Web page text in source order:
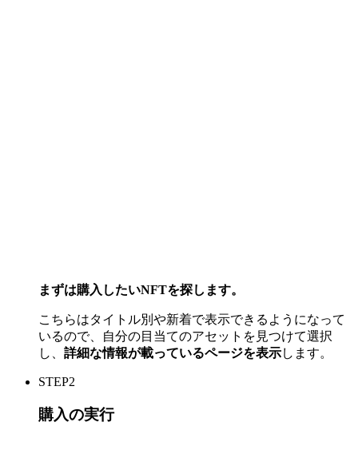
まずは購入したいNFTを探します。
こちらはタイトル別や新着で表示できるようになって
いるので、自分の目当てのアセットを見つけて選択
し、 詳細な情報が載っているページを表示します。
STEP2
購入の実行